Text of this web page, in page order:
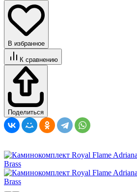
В избранное
К сравнению
Поделиться